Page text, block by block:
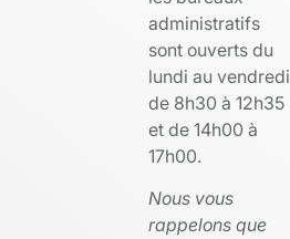
administratifs
sont ouverts du
lundi au vendredi
de 8h30 à 12h35
et de 14h00 à
17h00.
Nous vous
rappelons que